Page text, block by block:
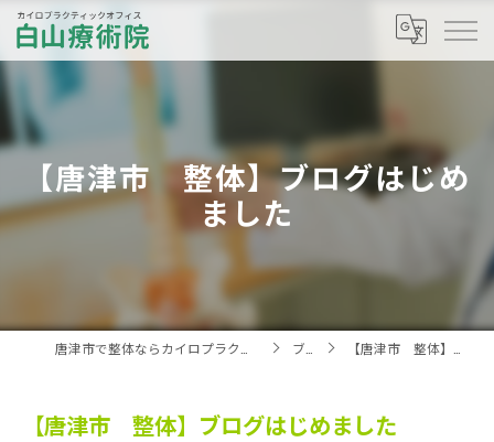
【唐津市 整体】ブログはじめ
ました
ブログ 【唐津市 整体】ブログはじめました
【唐津市 整体】ブログはじめました